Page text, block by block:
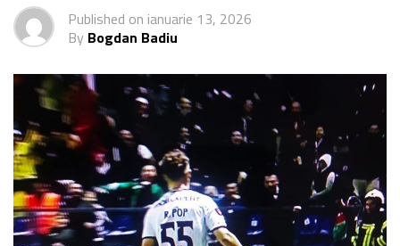
Published on ianuarie 13, 2026
By Bogdan Badiu